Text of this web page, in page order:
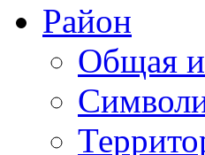
Район
Общая